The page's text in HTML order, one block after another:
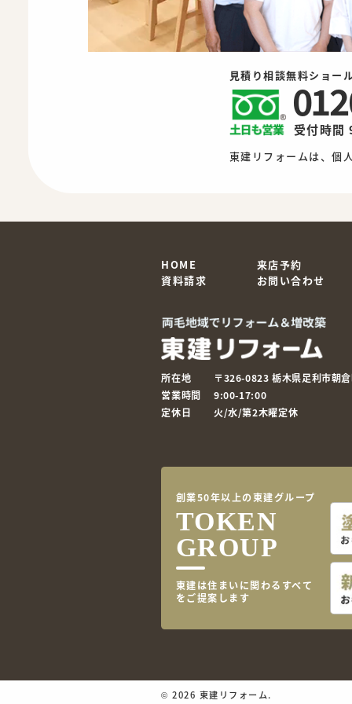
見積り相談無料ショー
受付時
東建リフォームは、個
HOME
来店予約
資料請求
お問い合わせ
所在地
〒326-0823 栃木県足利市朝
営業時間
9:00-17:00
定休日
火/水/第2木曜定休
創業50年以上の東建グループ
TOKEN
GROUP
東建は住まいに関わるすべて
をご提案します
©2026 東建リフォーム.